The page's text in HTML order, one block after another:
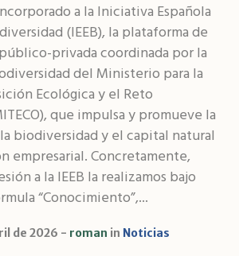
a la Iniciativa Española
(IEEB), la plataforma de
privada coordinada por la
del Ministerio para la
Ecológica y el Reto
que impulsa y promueve la
biodiversidad y el capital natural
empresarial. Concretamente,
a la IEEB la realizamos bajo
“Conocimiento”,...
de 2026 roman in Noticias